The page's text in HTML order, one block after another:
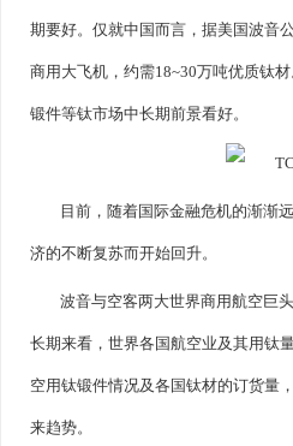
期要好。仅就中国而言，据美国波音
商用大飞机，约需18~30万吨优质钛
锻件等钛市场中长期前景看好。
目前，随着国际金融危机的渐渐
济的不断复苏而开始回升。
波音与空客两大世界商用航空巨
长期来看，世界各国航空业及其用钛
空用钛锻件情况及各国钛材的订货量
来趋势。